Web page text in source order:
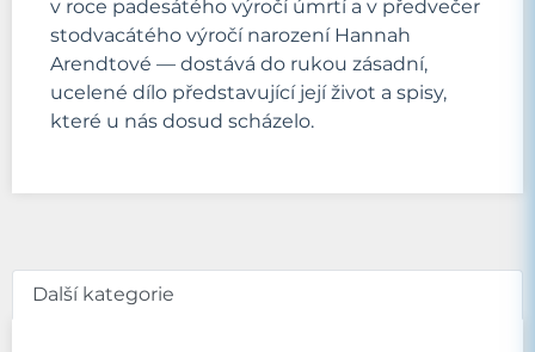
v roce padesátého výročí úmrtí a v předvečer
stodvacátého výročí narození Hannah
Arendtové — dostává do rukou zásadní,
ucelené dílo představující její život a spisy,
které u nás dosud scházelo.
Další kategorie